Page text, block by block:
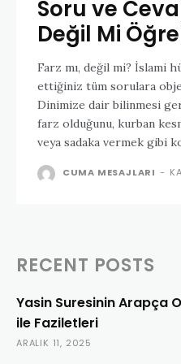
Soru ve
Değil Mi
Farz mı, değil mi? İslami
ettiğiniz tüm sorulara
Dinimize dair bilinmesi
farz olduğunu, kurban
CUMA MESAJLARI -
RECENT POSTS
Yasin Suresinin Arapça
ile Faziletleri
ARALIK 11, 2025